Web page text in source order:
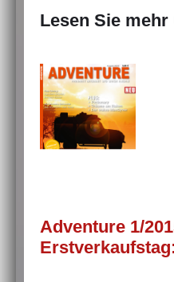
Lesen Sie
Adventure 1/